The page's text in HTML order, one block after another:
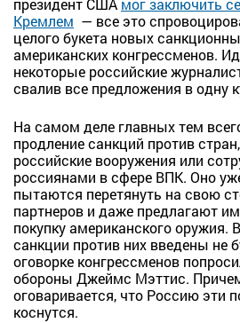
президент США мог заключить
Кремлем — все это
целого букета новых
американских конгрессменов.
некоторые российские
свалив все предложения в одну
На самом деле главных тем
продление санкций против
российские вооружения или
россиянами в сфере ВПК. Оно
пытаются перетянуть на свою
партнеров и даже предлагают
покупку американского оружия.
санкции против них введены не
оговорке конгрессменов
обороны Джеймс Мэттис.
оговаривается, что Россию эти
коснутся.